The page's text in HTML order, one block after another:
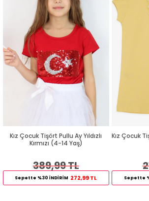
Kız Çocuk Tişört Pullu Ay Yıldızlı
Kırmızı (4-14 Yaş)
389,99 TL
Sepette %30 İNDİRİM 272,99 TL
Kız Çocuk
Sepette